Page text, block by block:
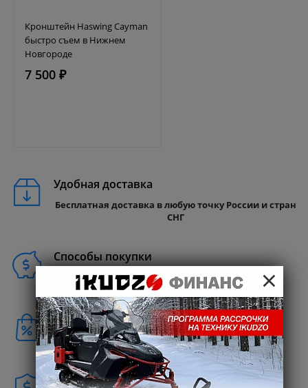
Кронштейн Haswing Cayman
быстро съем в Нижнем
Новгороде
7 500 ₽
Удобная доставка
Бесплатная доставка в любую точку России и стран
СНГ
Способы покупки
Бонусы клиентам
Совершайте покупки и получайтеКэшбэк 10%
Гарантия
×